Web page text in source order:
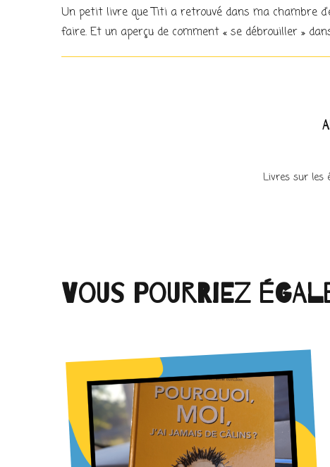
Un petit livre que Titi a retrouvé dans ma chambre
faire. Et un aperçu de comment « se débrouiller »
Livres sur les
Vous pourriez